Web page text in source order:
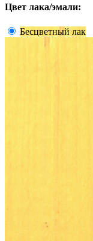
Цвет лака/эмали:
Бесцветный лак